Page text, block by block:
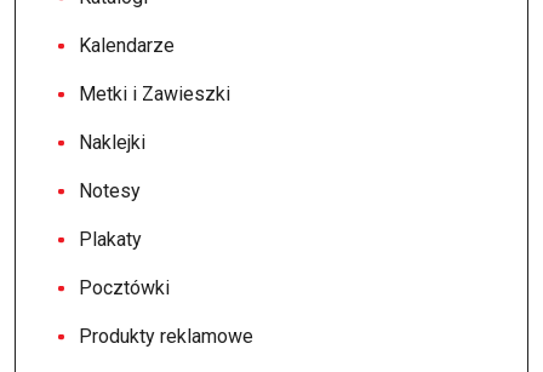
Kalendarze
Metki i Zawieszki
Naklejki
Notesy
Plakaty
Pocztówki
Produkty reklamowe